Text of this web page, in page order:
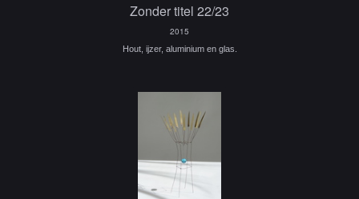
Zonder titel 22/23
2015
Hout, ijzer, aluminium en glas.